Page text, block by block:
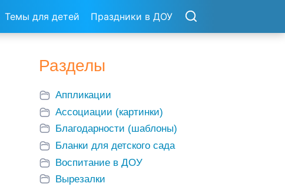
Темы для детей Праздники в ДОУ
Разделы
Аппликации
Ассоциации (картинки)
Благодарности (шаблоны)
Бланки для детского сада
Воспитание в ДОУ
Вырезалки